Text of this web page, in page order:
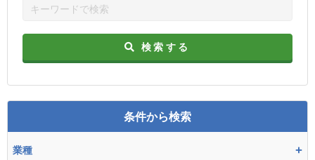
検索する
条件から検索
業種 +